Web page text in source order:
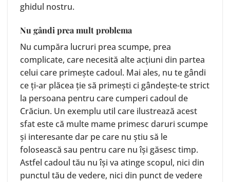
ghidul nostru.
Nu gândi prea mult problema
Nu cumpăra lucruri prea scumpe, prea
complicate, care necesită alte acțiuni din partea
celui care primește cadoul. Mai ales, nu te gândi
ce ți-ar plăcea ție să primești ci gândește-te strict
la persoana pentru care cumperi cadoul de
Crăciun. Un exemplu util care ilustrează acest
sfat este că multe mame primesc daruri scumpe
și interesante dar pe care nu știu să le
folosească sau pentru care nu își găsesc timp.
Astfel cadoul tău nu își va atinge scopul, nici din
punctul tău de vedere, nici din punct de vedere